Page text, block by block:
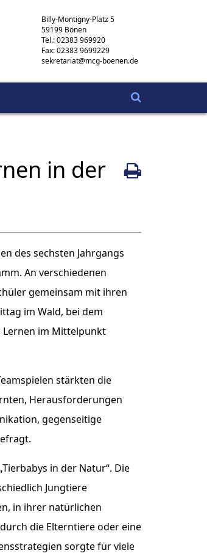
Billy-Montigny-Platz 5
59199 Bönen
Tel.: 02383 969920
Fax: 02383 9699229
sekretariat@mcg-boenen.de
in der
des sechsten Jahrgangs
An verschiedenen
gemeinsam mit ihren
im Wald, bei dem
im Mittelpunkt
stärkten die
Herausforderungen
gegenseitige
in der Natur“. Die
Jungtiere
in ihrer natürlichen
die Elterntiere oder eine
sorgte für viele